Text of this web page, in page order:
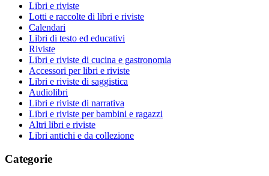
Libri e riviste
Lotti e raccolte di libri e riviste
Calendari
Libri di testo ed educativi
Riviste
Libri e riviste di cucina e gastronomia
Accessori per libri e riviste
Libri e riviste di saggistica
Audiolibri
Libri e riviste di narrativa
Libri e riviste per bambini e ragazzi
Altri libri e riviste
Libri antichi e da collezione
Categorie